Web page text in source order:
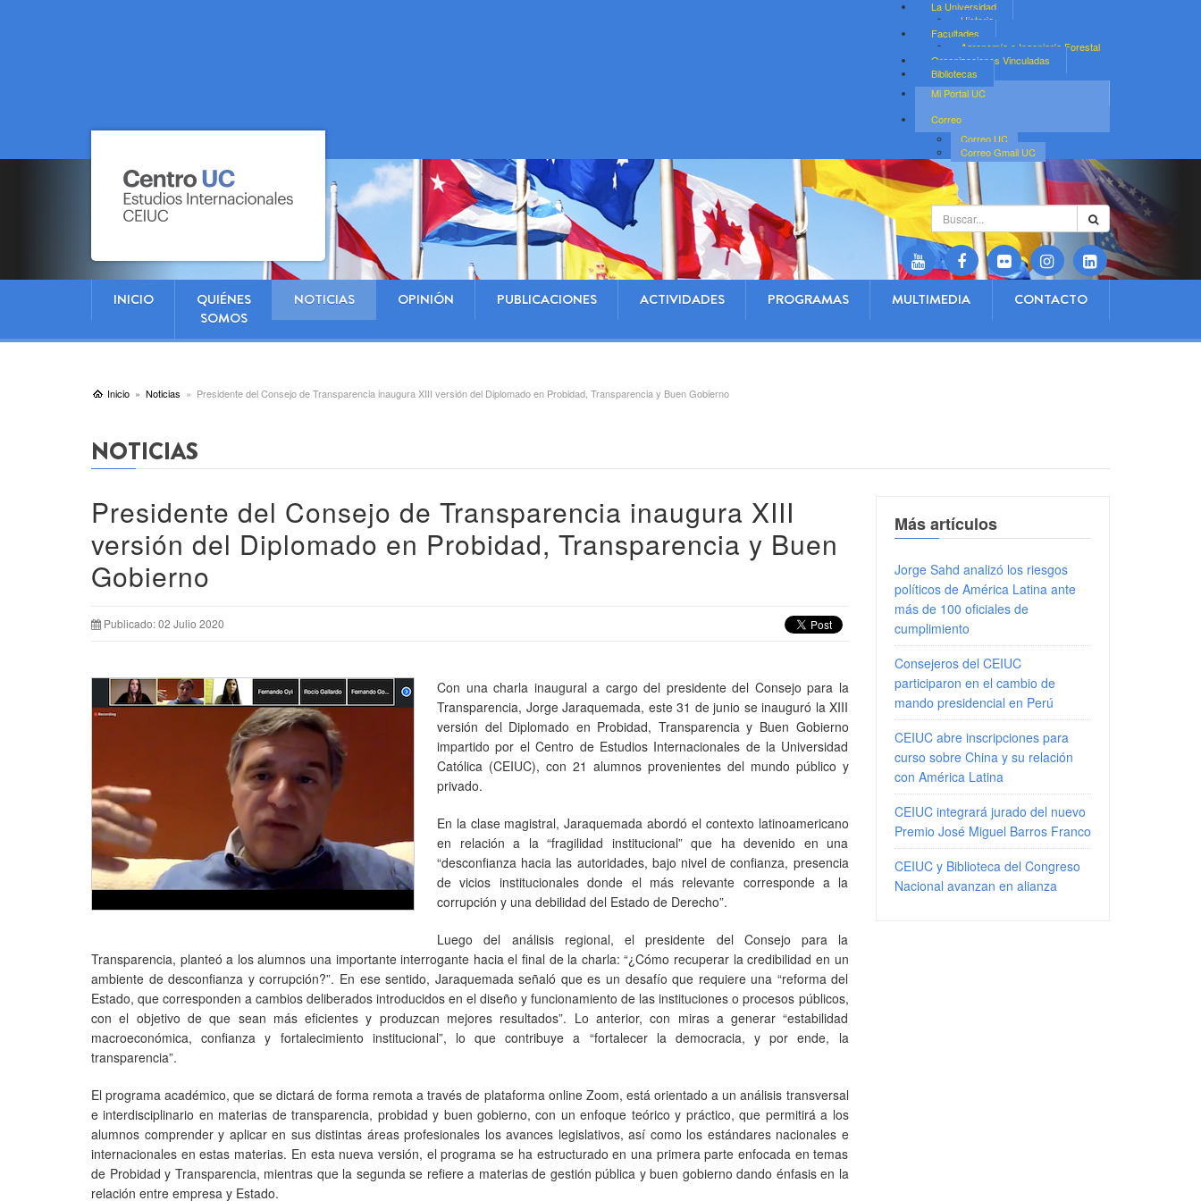
La Universidad
Historia
Facultades
Agronomía e Ingeniería Forestal
Organizaciones Vinculadas
Bibliotecas
Mi Portal UC
Correo
Correo UC
Correo Gmail UC
Buscar...
INICIO
QUIÉNES
SOMOS
NOTICIAS OPINIÓN PUBLICACIONES ACTIVIDADES PROGRAMAS MULTIMEDIA CONTACTO
Inicio Noticias Presidente del Consejo de Transparencia inaugura XIII versión del Diplomado en Probidad, Transparencia y Buen Gobierno
NOTICIAS
Presidente del Consejo de Transparencia inaugura XIII
versión del Diplomado en Probidad, Transparencia y Buen
Gobierno
Publicado: 02 Julio 2020
Con una charla inaugural a cargo del presidente del Consejo para la
Transparencia, Jorge Jaraquemada, este 31 de junio se inauguró la XIII
versión del Diplomado en Probidad, Transparencia y Buen Gobierno
impartido por el Centro de Estudios Internacionales de la Universidad
Católica (CEIUC), con 21 alumnos provenientes del mundo público y
privado.
En la clase magistral, Jaraquemada abordó el contexto latinoamericano
en relación a la “fragilidad institucional” que ha devenido en una
“desconfianza hacia las autoridades, bajo nivel de confianza, presencia
de vicios institucionales donde el más relevante corresponde a la
corrupción y una debilidad del Estado de Derecho”.
Luego del análisis regional, el presidente del Consejo para la
Transparencia, planteó a los alumnos una importante interrogante hacia el final de la charla: “¿Cómo recuperar la credibilidad en un
ambiente de desconfianza y corrupción?”. En ese sentido, Jaraquemada señaló que es un desafío que requiere una “reforma del
Estado, que corresponden a cambios deliberados introducidos en el diseño y funcionamiento de las instituciones o procesos públicos,
con el objetivo de que sean más eficientes y produzcan mejores resultados”. Lo anterior, con miras a generar “estabilidad
macroeconómica, confianza y fortalecimiento institucional”, lo que contribuye a “fortalecer la democracia, y por ende, la
transparencia”.
El programa académico, que se dictará de forma remota a través de plataforma online Zoom, está orientado a un análisis transversal
e interdisciplinario en materias de transparencia, probidad y buen gobierno, con un enfoque teórico y práctico, que permitirá a los
alumnos comprender y aplicar en sus distintas áreas profesionales los avances legislativos, así como los estándares nacionales e
internacionales en estas materias. En esta nueva versión, el programa se ha estructurado en una primera parte enfocada en temas
de Probidad y Transparencia, mientras que la segunda se refiere a materias de gestión pública y buen gobierno dando énfasis en la
relación entre empresa y Estado.
Más artículos
Jorge Sahd analizó los riesgos
políticos de América Latina ante
más de 100 oficiales de
cumplimiento
Consejeros del CEIUC
participaron en el cambio de
mando presidencial en Perú
CEIUC abre inscripciones para
curso sobre China y su relación
con América Latina
CEIUC integrará jurado del nuevo
Premio José Miguel Barros Franco
CEIUC y Biblioteca del Congreso
Nacional avanzan en alianza